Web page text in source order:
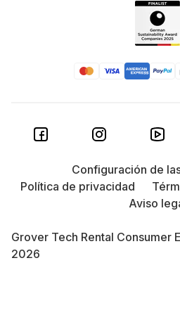
Grover Tech Rental Consumer
2026
Configuración de
Política de privacidad
Aviso